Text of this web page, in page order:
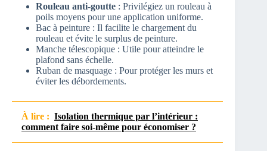
Rouleau anti-goutte : Privilégiez un rouleau à
poils moyens pour une application uniforme.
Bac à peinture : Il facilite le chargement du
rouleau et évite le surplus de peinture.
Manche télescopique : Utile pour atteindre le
plafond sans échelle.
Ruban de masquage : Pour protéger les murs et
éviter les débordements.
À lire : Isolation thermique par l’intérieur :
comment faire soi-même pour économiser ?